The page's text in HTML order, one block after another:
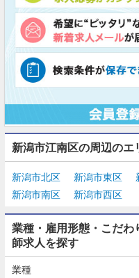
新潟市江南区の周辺の
新潟市北区 新潟市東区
新潟市南区
新潟市西区
業種・雇用形態・こだわ
師求人を探す
業種